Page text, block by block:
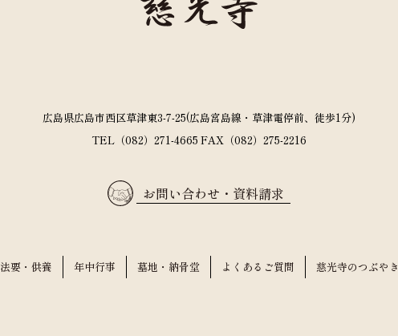
広島県広島市西区草津東3-7-25(広島宮島線・草津電停前、徒歩1分)
TEL（082）271-4665 FAX（082）275-2216
お問い合わせ・資料請求
法要・供養 年中行事 墓地・納骨堂 よくあるご質問 慈光寺のつぶやき